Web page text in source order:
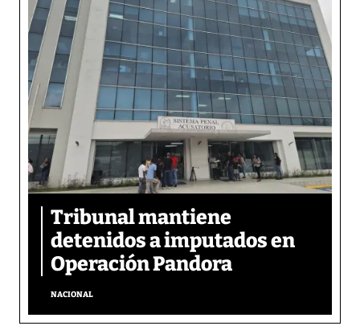
Tribunal mantiene
detenidos a imputados en
Operación Pandora
NACIONAL